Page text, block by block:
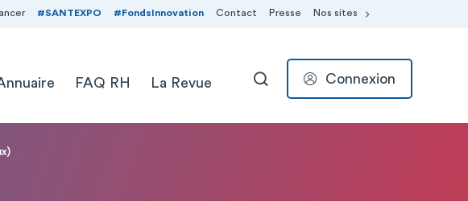
#SANTEXPO #FondsInnovation Contact Presse Nos sites
FAQ RH La Revue RECHERCHER
Connexion